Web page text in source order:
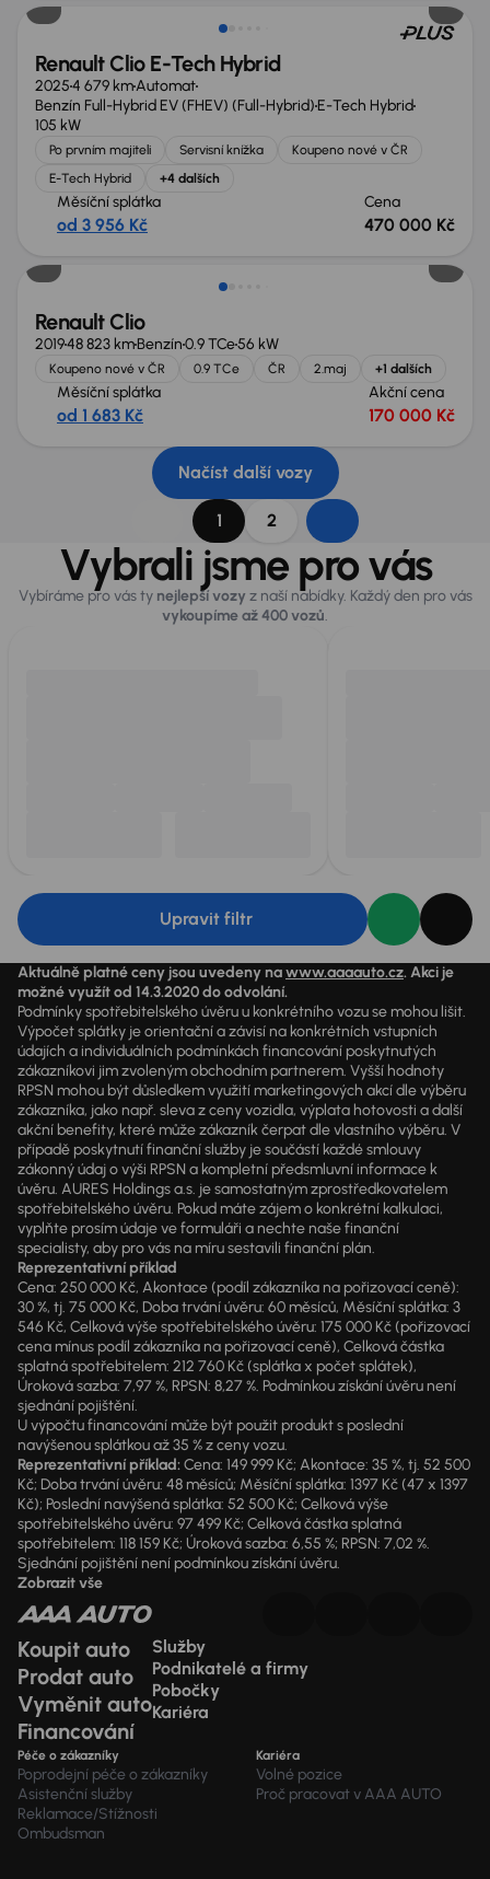
Renault Clio E-Tech Hybrid
20254 679 kmAutomat
Benzín Full-Hybrid EV (FHEV) (Full-Hybrid) E-Tech Hybrid
105 kW
Po prvním majiteli Servisní knížka
Koupeno nové v ČR
E-Tech Hybrid
+4 dalších
Měsíční splátka
od 3 956 Kč
Cena
470 000 Kč
Nově v nabídce
Renault Clio
201948 823 kmBenzín0.9 TCe56 kW
Koupeno nové v ČR 0.9 TCe ČR 2.maj +1 dalších
Měsíční splátka
od 1 683 Kč
Akční cena
170 000 Kč
Načíst další vozy
1 2
Vybrali jsme pro vás
Vybíráme pro vás ty nejlepší vozy z naší nabídky. Každý den pro vás
vykoupíme až 400 vozů.
Upravit filtr
Aktuálně platné ceny jsou uvedeny nawww.aaaauto.cz. Akci je
možné využít od 14.3.2020 do odvolání.
Podmínky spotřebitelského úvěru u konkrétního vozu se mohou lišit.
Výpočet splátky je orientační a závisí na konkrétních vstupních
údajích a individuálních podmínkách financování poskytnutých
zákazníkovi jim zvoleným obchodním partnerem. Vyšší hodnoty
RPSN mohou být důsledkem využití marketingových akcí dle výběru
zákazníka, jako např. sleva z ceny vozidla, výplata hotovosti a další
akční benefity, které může zákazník čerpat dle vlastního výběru. V
případě poskytnutí finanční služby je součástí každé smlouvy
zákonný údaj o výši RPSN a kompletní předsmluvní informace k
úvěru. AURES Holdings a.s. je samostatným zprostředkovatelem
spotřebitelského úvěru. Pokud máte zájem o konkrétní kalkulaci,
vyplňte prosím údaje ve formuláři a nechte naše finanční
specialisty, aby pro vás na míru sestavili finanční plán.
Reprezentativní příklad
Cena: 250 000 Kč, Akontace (podíl zákazníka na pořizovací ceně):
30 %, tj. 75 000 Kč, Doba trvání úvěru: 60 měsíců, Měsíční splátka: 3
546 Kč, Celková výše spotřebitelského úvěru: 175 000 Kč (pořizovací
cena mínus podíl zákazníka na pořizovací ceně), Celková částka
splatná spotřebitelem: 212 760 Kč (splátka x počet splátek),
Úroková sazba: 7,97 %, RPSN: 8,27 %. Podmínkou získání úvěru není
sjednání pojištění.
U výpočtu financování může být použit produkt s poslední
navýšenou splátkou až 35 % z ceny vozu.
Reprezentativní příklad:Cena: 149 999 Kč; Akontace: 35 %, tj. 52 500
Kč; Doba trvání úvěru: 48 měsíců; Měsíční splátka: 1397 Kč (47 x 1397
Kč); Poslední navýšená splátka: 52 500 Kč; Celková výše
spotřebitelského úvěru: 97 499 Kč; Celková částka splatná
spotřebitelem: 118 159 Kč; Úroková sazba: 6,55 %; RPSN: 7,02 %.
Sjednání pojištění není podmínkou získání úvěru.
Zobrazit vše
Koupit auto
Prodat auto
Vyměnit auto
Financování
Služby
Podnikatelé a firmy
Pobočky
Kariéra
Péče o zákazníky
Poprodejní péče o zákazníky
Asistenční služby
Reklamace/Stížnosti
Ombudsman
Kariéra
Volné pozice
Proč pracovat v AAA AUTO